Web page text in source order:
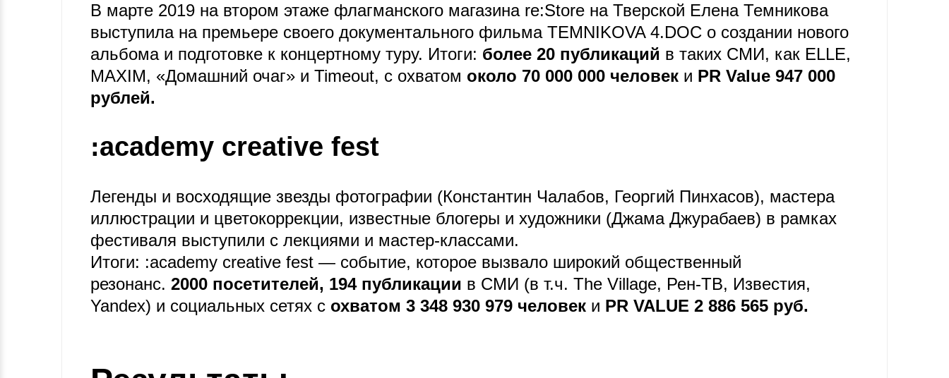
В марте 2019 на втором этаже флагманского магазина re:Store на Тверской Елена Темникова
выступила на премьере своего документального фильма TEMNIKOVA 4.DOC о создании нового
альбома и подготовке к концертному туру. Итоги: более 20 публикаций в таких СМИ, как ELLE,
MAXIM, «Домашний очаг» и Timeout, с охватом около 70 000 000 человек и PR Value 947 000
рублей.
:academy creative fest
Легенды и восходящие звезды фотографии (Константин Чалабов, Георгий Пинхасов), мастера
иллюстрации и цветокоррекции, известные блогеры и художники (Джама Джурабаев) в рамках
фестиваля выступили с лекциями и мастер-классами.
Итоги: :academy creative fest — событие, которое вызвало широкий общественный
резонанс. 2000 посетителей, 194 публикации в СМИ (в т.ч. The Village, Рен-ТВ, Известия,
Yandex) и социальных сетях с охватом 3 348 930 979 человек и PR VALUE 2 886 565 руб.